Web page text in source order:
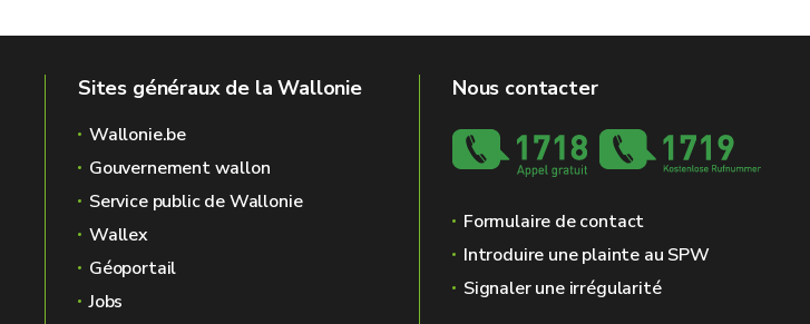
Sites généraux de la Wallonie
Wallonie.be
Gouvernement wallon
Service public de Wallonie
Wallex
Géoportail
Jobs
Nous contacter
Formulaire de contact
Introduire une plainte au SPW
Signaler une irrégularité